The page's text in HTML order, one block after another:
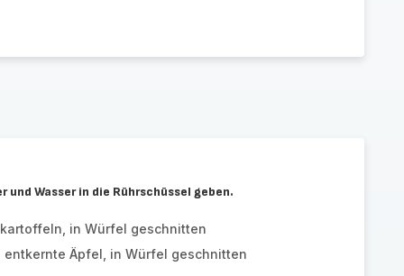
Wasser in die Rührschüssel geben.
in Würfel geschnitten
Äpfel, in Würfel geschnitten